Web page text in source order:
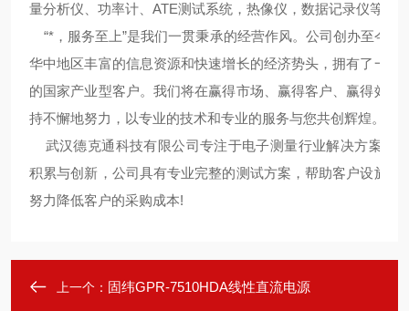
量分析仪、功率计、ATE测试系统，热像仪，数据记录仪等等
“*，服务至上”是我们一贯秉承的经营作风。公司创办至今，
华中地区丰富的信息资源和快速增长的经济势头，拥有了一批
的国家产业型客户。我们将在赢得市场、赢得客户、赢得效益
持不懈地努力，以专业的技术和专业的服务与您共创辉煌。
武汉德克通科技有限公司专注于电子测量行业解决方案,通
积累与创新，公司具有专业完整的测试方案，帮助客户设施正
努力降低客户的采购成本!
上一个： 固纬GPR-7510HDA线性直流电源